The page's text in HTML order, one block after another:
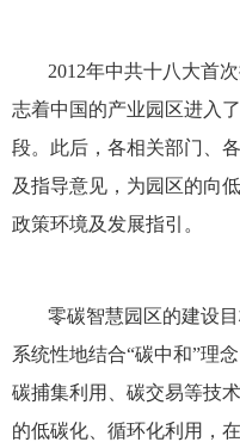
2012年中共十八大首
志着中国的产业园区进入
段。此后，各相关部门、
及指导意见，为园区的向
政策环境及发展指引。
零碳智慧园区的建设
系统性地结合“碳中和”理
碳捕集利用、碳交易等技
的低碳化、循环化利用，